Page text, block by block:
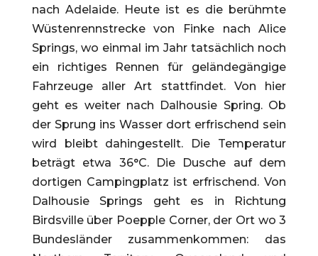
nach Adelaide. Heute ist es die berühmte
Wüstenrennstrecke von Finke nach Alice
Springs, wo einmal im Jahr tatsächlich noch
ein richtiges Rennen für geländegängige
Fahrzeuge aller Art stattfindet. Von hier
geht es weiter nach Dalhousie Spring. Ob
der Sprung ins Wasser dort erfrischend sein
wird bleibt dahingestellt. Die Temperatur
beträgt etwa 36°C. Die Dusche auf dem
dortigen Campingplatz ist erfrischend. Von
Dalhousie Springs geht es in Richtung
Birdsville über Poepple Corner, der Ort wo 3
Bundesländer zusammenkommen: das